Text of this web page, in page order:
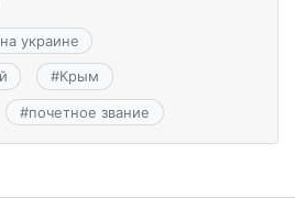
украине
#Крым
#почетное звание